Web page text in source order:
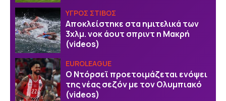
ΥΓΡΟΣ ΣΤΙΒΟΣ
Αποκλείστηκε στα ημιτελικά των
3χλμ. νοκ άουτ σπριντ η Μακρή
(videos)
EUROLEAGUE
Ο Ντόρσεϊ προετοιμάζεται ενόψει
της νέας σεζόν με τον Ολυμπιακό
(videos)